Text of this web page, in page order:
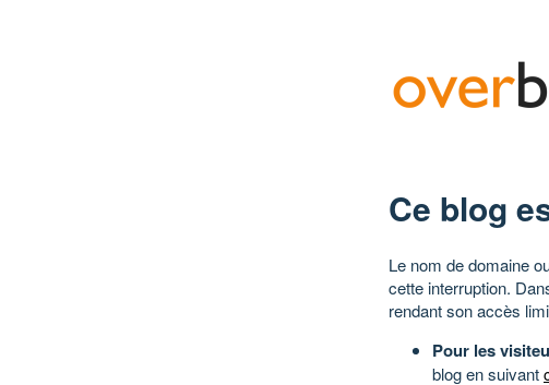
Ce blog
Le nom de domaine
cette interruption.
rendant son accès
Pour les
blog en suivant